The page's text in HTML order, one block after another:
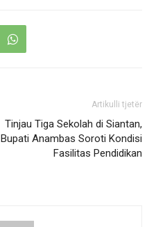
Artikulli tjetër
Tinjau Tiga Sekolah di Siantan,
Bupati Anambas Soroti Kondisi
Fasilitas Pendidikan